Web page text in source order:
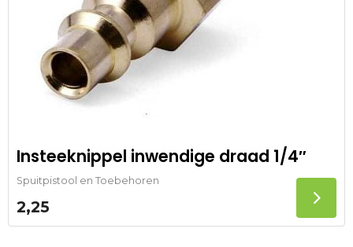
Insteeknippel inwendige draad 1/4″
Spuitpistool en Toebehoren
2,25